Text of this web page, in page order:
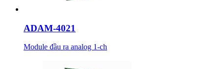
ADAM-4021
Module đầu ra analog 1-ch